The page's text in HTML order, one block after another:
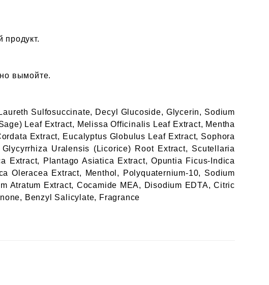
продукт.
вымойте.
Sulfosuccinate, Decyl Glucoside, Glycerin, Sodium
Leaf Extract, Melissa Officinalis Leaf Extract, Mentha
Extract, Eucalyptus Globulus Leaf Extract, Sophora
Uralensis (Licorice) Root Extract, Scutellaria
Extract, Plantago Asiatica Extract, Opuntia Ficus-Indica
Oleracea Extract, Menthol, Polyquaternium-10, Sodium
Atratum Extract, Cocamide MEA, Disodium EDTA, Citric
Benzyl Salicylate, Fragrance